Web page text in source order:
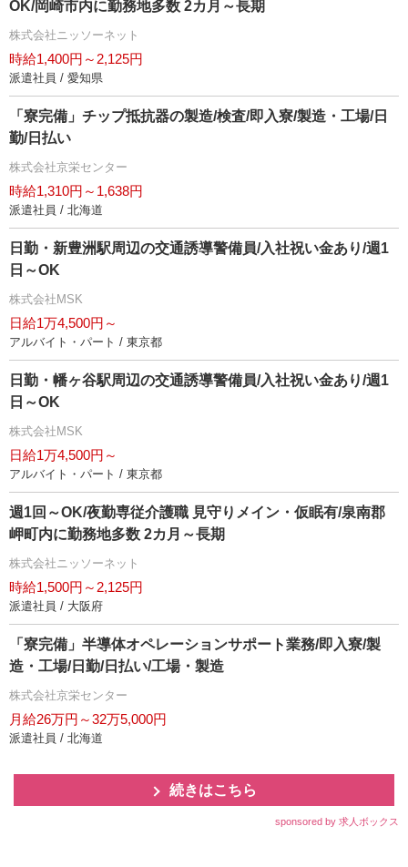
OK/岡崎市内に勤務地多数 2カ月～長期
株式会社ニッソーネット
時給1,400円～2,125円
派遣社員 / 愛知県
「寮完備」チップ抵抗器の製造/検査/即入寮/製造・工場/日
勤/日払い
株式会社京栄センター
時給1,310円～1,638円
派遣社員 / 北海道
日勤・新豊洲駅周辺の交通誘導警備員/入社祝い金あり/週1
日～OK
株式会社MSK
日給1万4,500円～
アルバイト・パート / 東京都
日勤・幡ヶ谷駅周辺の交通誘導警備員/入社祝い金あり/週1
日～OK
株式会社MSK
日給1万4,500円～
アルバイト・パート / 東京都
週1回～OK/夜勤専従介護職 見守りメイン・仮眠有/泉南郡
岬町内に勤務地多数 2カ月～長期
株式会社ニッソーネット
時給1,500円～2,125円
派遣社員 / 大阪府
「寮完備」半導体オペレーションサポート業務/即入寮/製
造・工場/日勤/日払い/工場・製造
株式会社京栄センター
月給26万円～32万5,000円
派遣社員 / 北海道
続きはこちら
sponsored by 求人ボックス